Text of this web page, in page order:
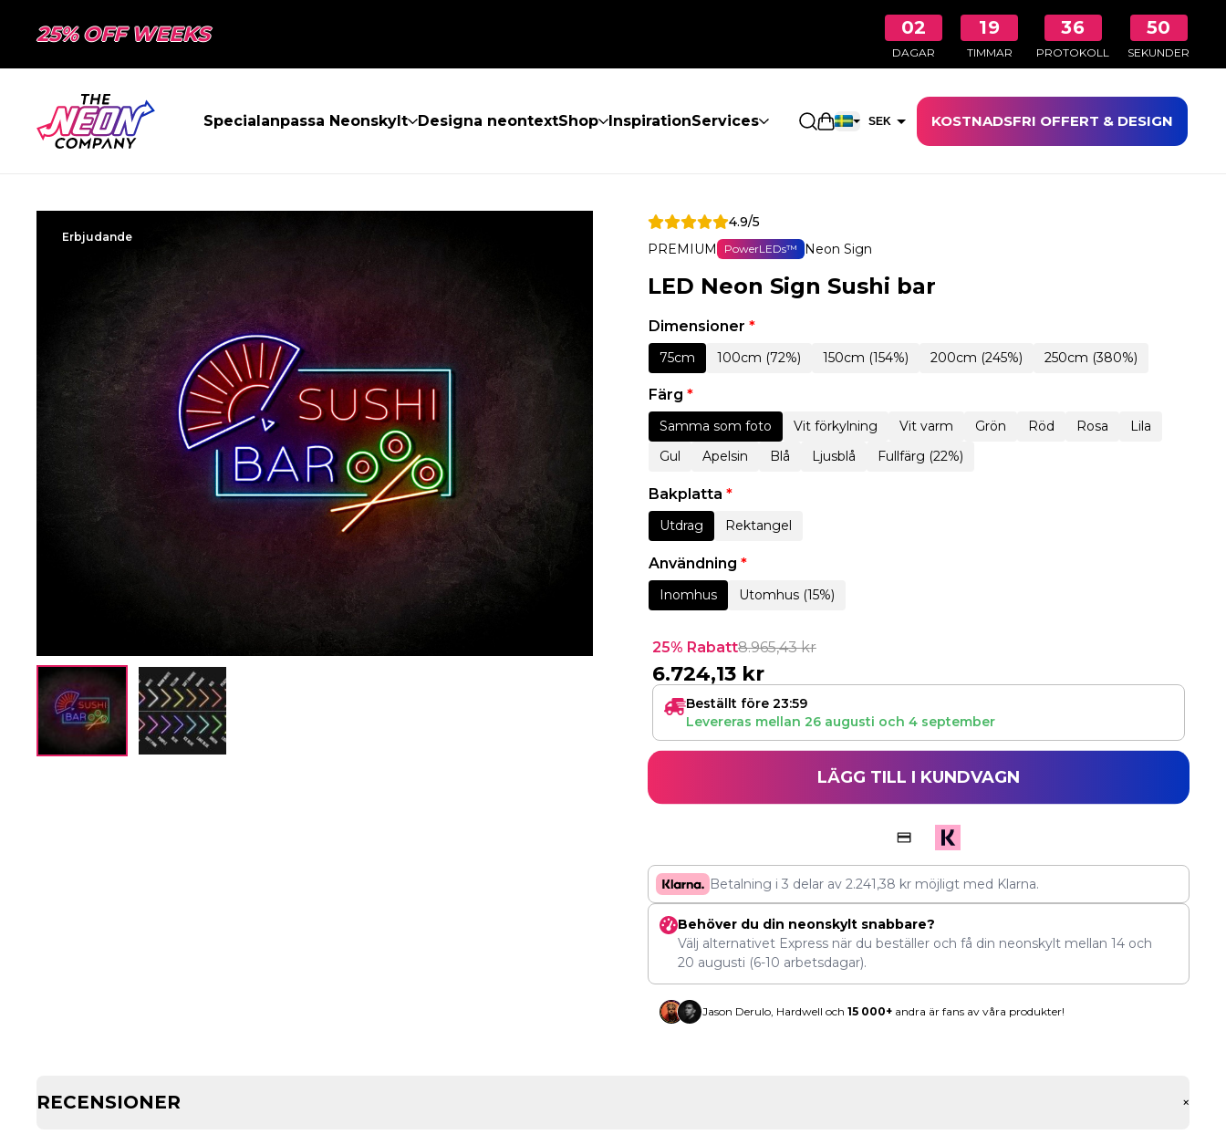
25% OFF WEEKS 02
DAGAR
19
TIMMAR
36
PROTOKOLL
49
SEKUNDER
Specialanpassa Neonskylt Designa neontextShop InspirationServices Öppna kundkorgen
SEK KOSTNADSFRI OFFERT & DESIGN
Erbjudande
4.9/5
PREMIUM
PowerLEDs™ Neon Sign
LED Neon Sign Sushi bar
Dimensioner *
75cm 100cm (72%) 150cm (154%) 200cm (245%) 250cm (380%)
Färg *
Samma som foto Vit förkylning Vit varm Grön Röd Rosa
Lila
Gul
Apelsin Blå Ljusblå Fullfärg (22%)
Bakplatta *
Utdrag Rektangel
Användning *
Inomhus Utomhus (15%)
25% Rabatt8.965,43kr
6.724,13 kr
Beställt före 23:59
Levereras mellan 26 augusti och 4 september
LÄGG TILL I KUNDVAGN
Betalning i 3 delar av2.241,38 kr möjligt med Klarna.
Behöver du din neonskylt snabbare?
Välj alternativet Express när du beställer och få din neonskylt mellan 14och
20 augusti (6-10 arbetsdagar).
Jason Derulo, Hardwell och 15 000+andra är fans av våra produkter!
RECENSIONER +